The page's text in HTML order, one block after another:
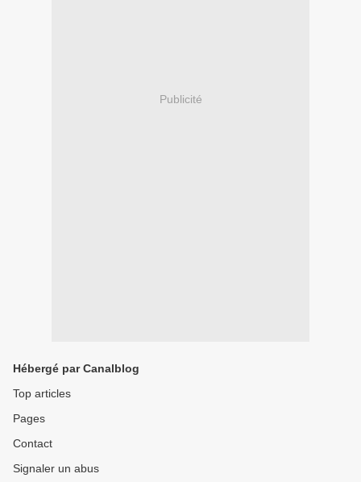
Publicité
Hébergé par Canalblog
Top articles
Pages
Contact
Signaler un abus